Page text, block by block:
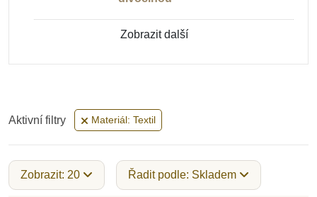
Zobrazit další
Aktivní filtry Materiál: Textil
Zobrazit: 20 Řadit podle: Skladem